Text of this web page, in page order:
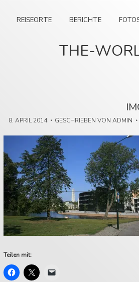
REISEORTE BERICHTE
THE-
8. APRIL 2014 GESCHRIEBEN VON ADMIN
Teilen mit: